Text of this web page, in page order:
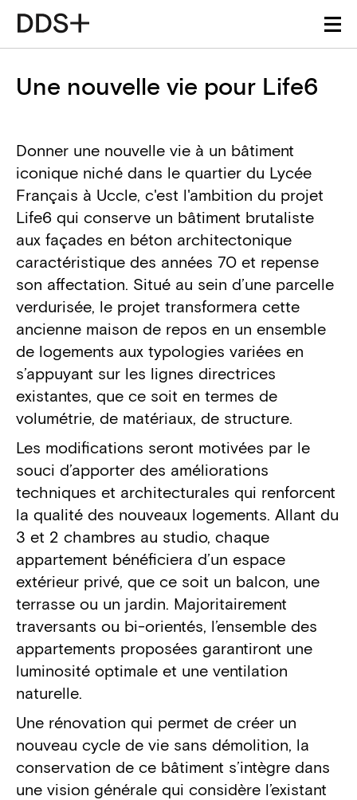
Une nouvelle vie pour Life6
Donner une nouvelle vie à un bâtiment
iconique niché dans le quartier du Lycée
Français à Uccle, c'est l'ambition du projet
Life6 qui conserve un bâtiment brutaliste
aux façades en béton architectonique
caractéristique des années 70 et repense
son affectation. Situé au sein d’une parcelle
verdurisée, le projet transformera cette
ancienne maison de repos en un ensemble
de logements aux typologies variées en
s’appuyant sur les lignes directrices
existantes, que ce soit en termes de
volumétrie, de matériaux, de structure.
Les modifications seront motivées par le
souci d’apporter des améliorations
techniques et architecturales qui renforcent
la qualité des nouveaux logements. Allant du
3 et 2 chambres au studio, chaque
appartement bénéficiera d’un espace
extérieur privé, que ce soit un balcon, une
terrasse ou un jardin. Majoritairement
traversants ou bi-orientés, l’ensemble des
appartements proposées garantiront une
luminosité optimale et une ventilation
naturelle.
Une rénovation qui permet de créer un
nouveau cycle de vie sans démolition, la
conservation de ce bâtiment s’intègre dans
une vision générale qui considère l’existant